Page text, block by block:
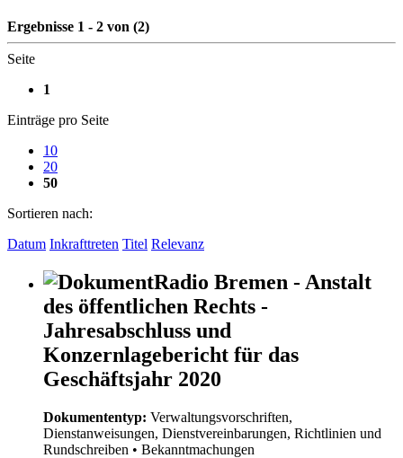
Ergebnisse 1 - 2 von (2)
Seite
1
Einträge pro Seite
10
20
50
Sortieren nach:
Datum Inkrafttreten Titel Relevanz
Radio Bremen - Anstalt
des öffentlichen Rechts -
Jahresabschluss und
Konzernlagebericht für das
Geschäftsjahr 2020
Dokumententyp: Verwaltungsvorschriften,
Dienstanweisungen, Dienstvereinbarungen, Richtlinien und
Rundschreiben • Bekanntmachungen